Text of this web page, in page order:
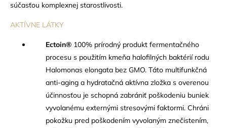
súčasťou komplexnej starostlivosti.
AKTÍVNE LÁTKY
Ectoin® 100% prírodný produkt fermentačného
procesu s použitím kmeňa halofilných baktérií rodu
Halomonas elongata bez GMO. Táto multifunkčná
anti-aging a hydratačná aktívna zložka s overenou
účinnosťou je schopná zabrániť poškodeniu buniek
vyvolanému externými stresovými faktormi. Chráni
pokožku pred poškodením vyvolaným znečistením,